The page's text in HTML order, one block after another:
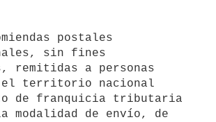
sin fines
remitidas a personas
territorio nacional
de franquicia tributaria
modalidad de envío, de